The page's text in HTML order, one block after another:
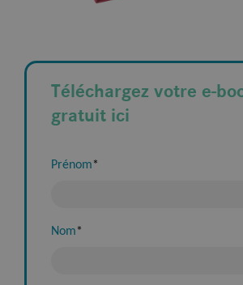
Téléchargez votre e-
gratuit ici
Prénom*
Nom*